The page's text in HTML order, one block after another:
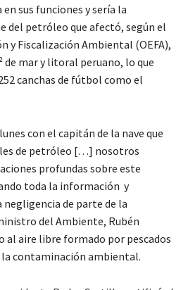
sus funciones y sería la
del petróleo que afectó, según el
y Fiscalización Ambiental (OEFA),
de mar y litoral peruano, lo que
canchas de fútbol como el
con el capitán de la nave que
de petróleo […] nosotros
profundas sobre este
toda la información y
de parte de la
del Ambiente, Rubén
al aire libre formado por pescados
contaminación ambiental.